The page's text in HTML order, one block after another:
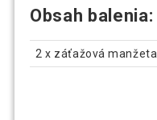
Obsah balenia:
2 x záťažová manžeta